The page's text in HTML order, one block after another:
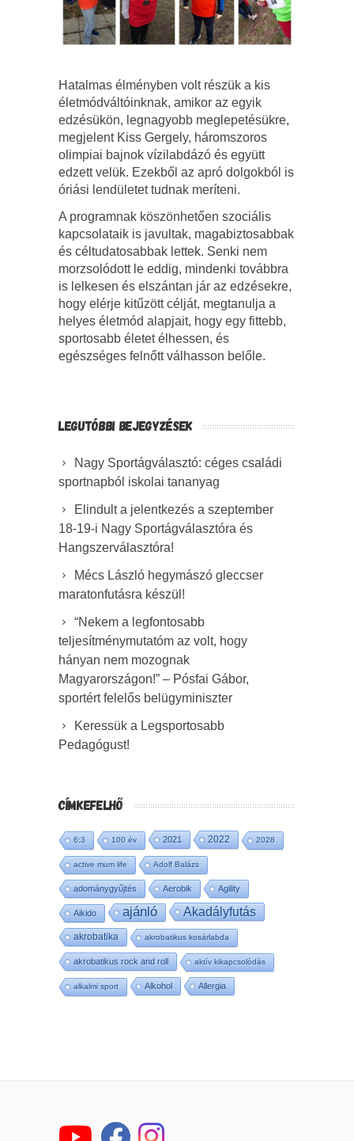
Hatalmas élményben volt részük a kis
életmódváltóinknak, amikor az egyik
edzésükön, legnagyobb meglepetésükre,
megjelent Kiss Gergely, háromszoros
olimpiai bajnok vízilabdázó és együtt
edzett velük. Ezekből az apró dolgokból is
óriási lendületet tudnak meríteni.
A programnak köszönhetően szociális
kapcsolataik is javultak, magabiztosabbak
és céltudatosabbak lettek. Senki nem
morzsolódott le eddig, mindenki továbbra
is lelkesen és elszántan jár az edzésekre,
hogy elérje kitűzött célját, megtanulja a
helyes életmód alapjait, hogy egy fittebb,
sportosabb életet élhessen, és
egészséges felnőtt válhasson belőle.
LEGUTÓBBI BEJEGYZÉSEK
Nagy Sportágválasztó: céges családi
sportnapból iskolai tananyag
Elindult a jelentkezés a szeptember
18-19-i Nagy Sportágválasztóra és
Hangszerválasztóra!
Mécs László hegymászó gleccser
maratonfutásra készül!
“Nekem a legfontosabb
teljesítménymutatóm az volt, hogy
hányan nem mozognak
Magyarországon!” – Pósfai Gábor,
sportért felelős belügyminiszter
Keressük a Legsportosabb
Pedagógust!
CÍMKEFELHŐ
6:3 100 év 2021 2022 2028
active mum life Adolf Balázs
adománygyűjtés Aerobik Agility
Aikido ajánló Akadályfutás
akrobatika akrobatikus kosárlabda
akrobatikus rock and roll aktív kikapcsolódás
alkalmi sport Alkohol Allergia